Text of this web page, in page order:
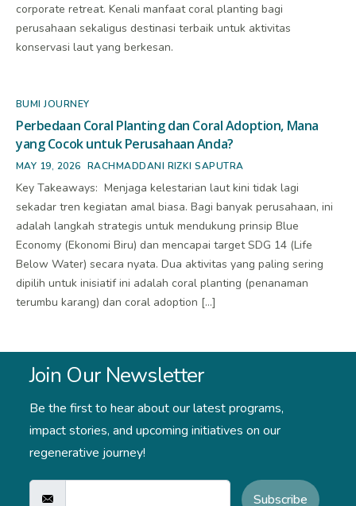
corporate retreat. Kenali manfaat coral planting bagi
perusahaan sekaligus destinasi terbaik untuk aktivitas
konservasi laut yang berkesan.
BUMI JOURNEY
Perbedaan Coral Planting dan Coral Adoption, Mana
yang Cocok untuk Perusahaan Anda?
MAY 19, 2026 RACHMADDANI RIZKI SAPUTRA
Key Takeaways: Menjaga kelestarian laut kini tidak lagi
sekadar tren kegiatan amal biasa. Bagi banyak perusahaan, ini
adalah langkah strategis untuk mendukung prinsip Blue
Economy (Ekonomi Biru) dan mencapai target SDG 14 (Life
Below Water) secara nyata. Dua aktivitas yang paling sering
dipilih untuk inisiatif ini adalah coral planting (penanaman
terumbu karang) dan coral adoption […]
Join Our Newsletter
Be the first to hear about our latest programs,
impact stories, and upcoming initiatives on our
regenerative journey!
Subscribe